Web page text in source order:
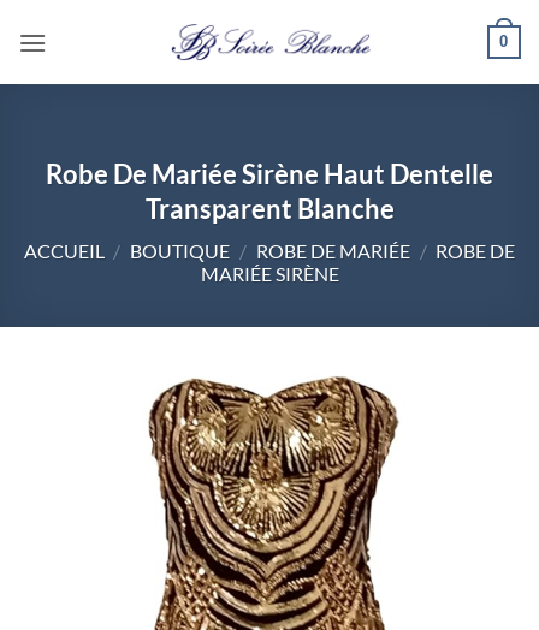
0
Robe De Mariée Sirène Haut Dentelle
Transparent Blanche
ACCUEIL / BOUTIQUE / ROBE DE MARIÉE / ROBE DE
MARIÉE SIRÈNE